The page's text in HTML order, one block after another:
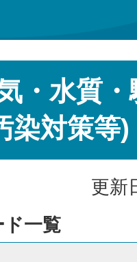
・水質
染対策等)
更新
一覧